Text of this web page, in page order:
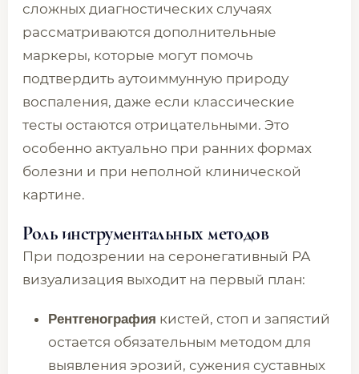
сложных диагностических случаях
рассматриваются дополнительные
маркеры, которые могут помочь
подтвердить аутоиммунную природу
воспаления, даже если классические
тесты остаются отрицательными. Это
особенно актуально при ранних формах
болезни и при неполной клинической
картине.
Роль инструментальных методов
При подозрении на серонегативный РА
визуализация выходит на первый план:
Рентгенография кистей, стоп и запястий
остается обязательным методом для
выявления эрозий, сужения суставных